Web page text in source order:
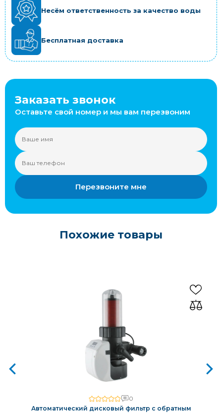
Несём ответственность за качество воды
Бесплатная доставка
Заказать звонок
Оставьте свой номер и мы вам перезвоним
Перезвоните мне
Похожие товары
0
Автоматический дисковый фильтр с обратным